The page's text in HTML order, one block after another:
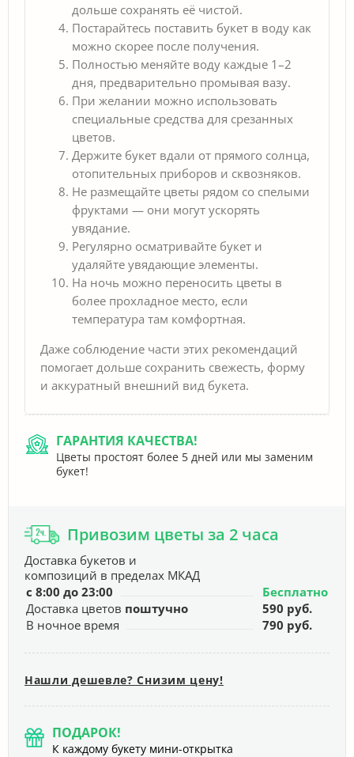
дольше сохранять её чистой.
Постарайтесь поставить букет в воду как
можно скорее после получения.
Полностью меняйте воду каждые 1–2
дня, предварительно промывая вазу.
При желании можно использовать
специальные средства для срезанных
цветов.
Держите букет вдали от прямого солнца,
отопительных приборов и сквозняков.
Не размещайте цветы рядом со спелыми
фруктами — они могут ускорять
увядание.
Регулярно осматривайте букет и
удаляйте увядающие элементы.
На ночь можно переносить цветы в
более прохладное место, если
температура там комфортная.
Даже соблюдение части этих рекомендаций
помогает дольше сохранить свежесть, форму
и аккуратный внешний вид букета.
ГАРАНТИЯ КАЧЕСТВА!
Цветы простоят более 5 дней или мы заменим
букет!
Привозим цветы за 2 часа
Доставка букетов и
композиций в пределах МКАД
с 8:00 до 23:00
Бесплатно
Доставка цветов поштучно
590 руб.
В ночное время
790 руб.
Нашли дешевле? Снизим цену!
ПОДАРОК!
К каждому букету мини-открытка